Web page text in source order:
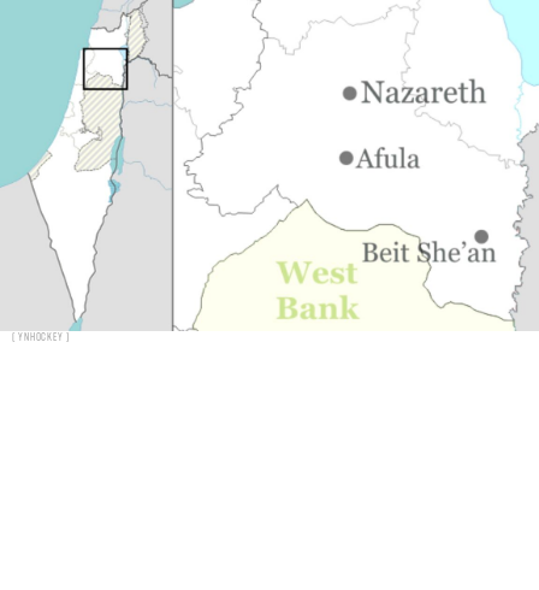
Ynhockey